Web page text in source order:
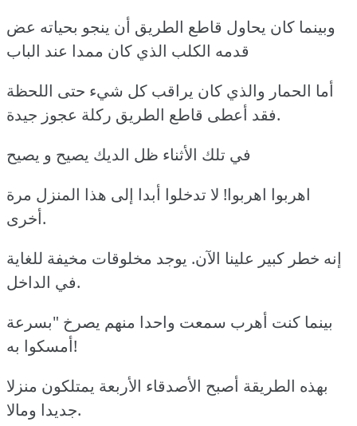
وبينما كان يحاول قاطع الطريق أن ينجو بحياته عض
قدمه الكلب الذي كان ممدا عند الباب
أما الحمار والذي كان يراقب كل شيء حتى اللحظة
فقد أعطى قاطع الطريق ركلة عجوز جيدة.
في تلك الأثناء ظل الديك يصيح و يصيح
اهربوا اهربوا! لا تدخلوا أبدا إلى هذا المنزل مرة
أخرى.
إنه خطر كبير علينا الآن. يوجد مخلوقات مخيفة للغاية
في الداخل.
بينما كنت أهرب سمعت واحدا منهم يصرخ "بسرعة
أمسكوا به!
بهذه الطريقة أصبح الأصدقاء الأربعة يمتلكون منزلا
جديدا ومالا.